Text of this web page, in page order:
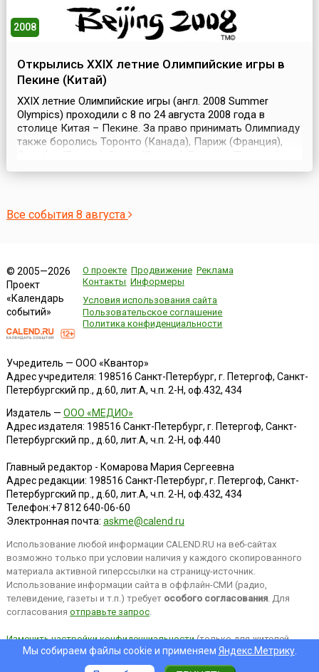
2008
Открылись XXIX летние Олимпийские игры в
Пекине (Китай)
XXIX летние Олимпийские игры (англ. 2008 Summer
Olympics) проходили с 8 по 24 августа 2008 года в
столице Китая – Пекине. За право принимать Олимпиаду
также боролись Торонто (Канада), Париж (Франция),
Каир (Египет), Гавана (Куба), Куала-Лумпур (Малайзия) и
Все события 8 августа
© 2005—2026
Проект
«Календарь
событий»
О проекте Продвижение Реклама
Контакты Информеры
Условия использования сайта
Пользовательское соглашение
Политика конфиденциальности
Учредитель — ООО «Квантор»
Адрес учредителя: 198516 Санкт-Петербург, г. Петергоф, Санкт-
Петербургский пр., д.60, лит.А, ч.п. 2-Н, оф.432, 434
Издатель — ООО «МЕДИО»
Адрес издателя: 198516 Санкт-Петербург, г. Петергоф, Санкт-
Петербургский пр., д.60, лит.А, ч.п. 2-Н, оф.440
Главный редактор - Комарова Мария Сергеевна
Адрес редакции: 198516 Санкт-Петербург, г. Петергоф, Санкт-
Петербургский пр., д.60, лит.А, ч.п. 2-Н, оф.432, 434
Телефон:+7 812 640-06-60
Электронная почта: askme@calend.ru
Использование любой информации CALEND.RU на веб-сайтах
возможно только при условии наличия у каждого скопированного
материала активной гиперссылки на страницу-источник.
Использование информации сайта в оффлайн-СМИ (радио,
телевидение, газеты и т.п.) требует особого согласования. Для
согласования отправьте запрос.
Изменить настройки конфиденциальности(только для жителей
EEA).Мы собираем файлы cookie и применяем Яндекс.Метрику.